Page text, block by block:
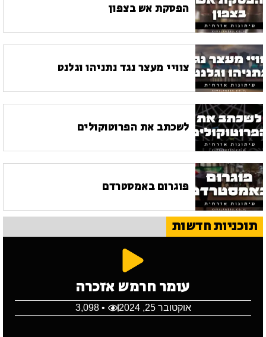
הפסקת אש בצפון
צוויי מעצר נגד נתניהו וגלנט
לשכתב את הפרוטוקולים
פוגרום באמסטרדם
תוכניות חדשות
עומר חרמש אזכרה
אוקטובר 25, 2024 • 3,098